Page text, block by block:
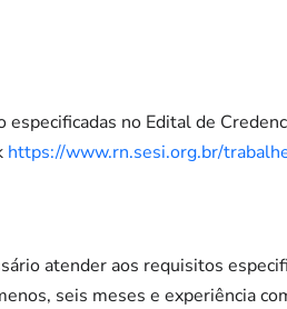
especificadas no Edital de
https://www.rn.sesi.org.br/
atender aos requisitos
seis meses e experiência